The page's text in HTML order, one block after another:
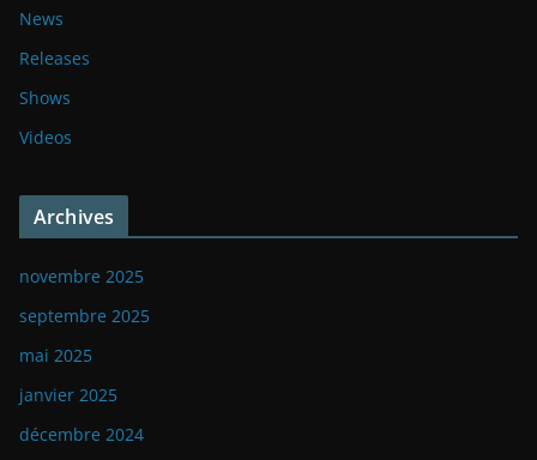
News
Releases
Shows
Videos
Archives
novembre 2025
septembre 2025
mai 2025
janvier 2025
décembre 2024